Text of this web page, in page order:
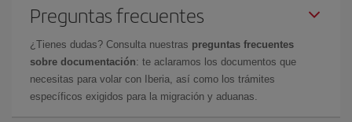
Preguntas frecuentes
¿Tienes dudas? Consulta nuestras preguntas frecuentes
sobre documentación: te aclaramos los documentos que
necesitas para volar con Iberia, así como los trámites
específicos exigidos para la migración y aduanas.